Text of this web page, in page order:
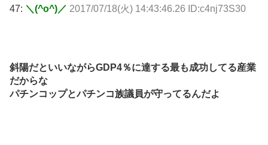
47: ＼(^o^)／ 2017/07/18(火) 14:43:46.26 ID:c4nj73S30
斜陽だといいながらGDP4％に達する最も成功してる産業
だからな
パチンコップとパチンコ族議員が守ってるんだよ